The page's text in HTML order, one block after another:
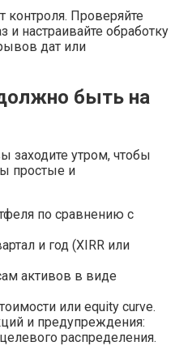
контроля. Проверяйте
настраивайте обработку
дат или
быть на
заходите утром, чтобы
простые и
по сравнению с
и год (XIRR или
активов в виде
или equity curve.
и предупреждения:
распределения.